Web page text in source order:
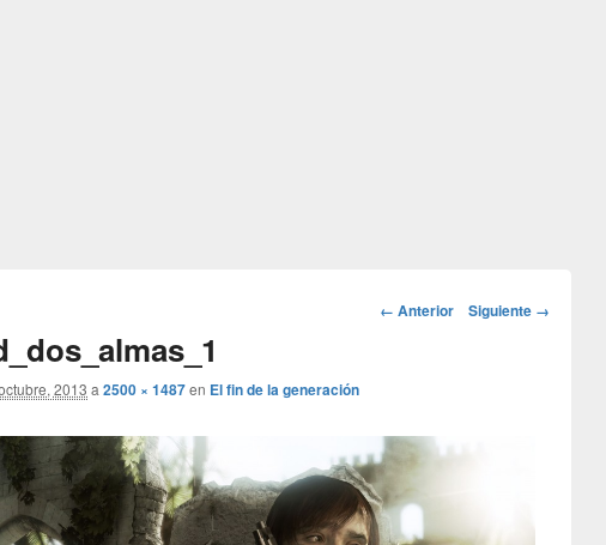
Navegador
← Anterior Siguiente →
2013 a 2500 × 1487en El fin de la generación